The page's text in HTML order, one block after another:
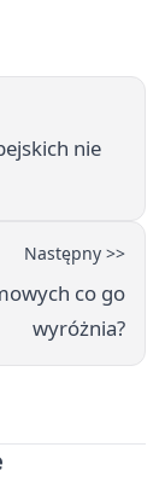
nie
Następny >>
co go
wyróżnia?